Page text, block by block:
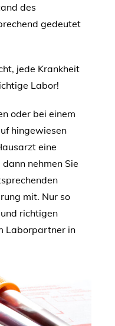
des
gedeutet
jede Krankheit
Labor!
oder bei einem
hingewiesen
eine
nehmen Sie
mit. Nur so
richtigen
Laborpartner in